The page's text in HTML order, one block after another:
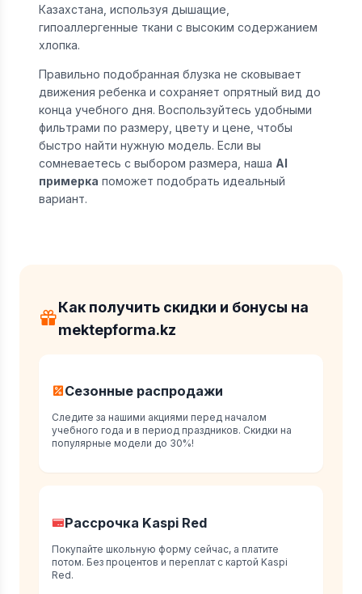
Казахстана, используя дышащие,
гипоаллергенные ткани с высоким содержанием
хлопка.
Правильно подобранная блузка не сковывает
движения ребенка и сохраняет опрятный вид до
конца учебного дня. Воспользуйтесь удобными
фильтрами по размеру, цвету и цене, чтобы
быстро найти нужную модель. Если вы
сомневаетесь с выбором размера, наша AI
примерка поможет подобрать идеальный
вариант.
Как получить скидки и бонусы на
mektepforma.kz
Сезонные распродажи
Следите за нашими акциями перед началом
учебного года и в период праздников. Скидки на
популярные модели до 30%!
Рассрочка Kaspi Red
Покупайте школьную форму сейчас, а платите
потом. Без процентов и переплат с картой Kaspi
Red.